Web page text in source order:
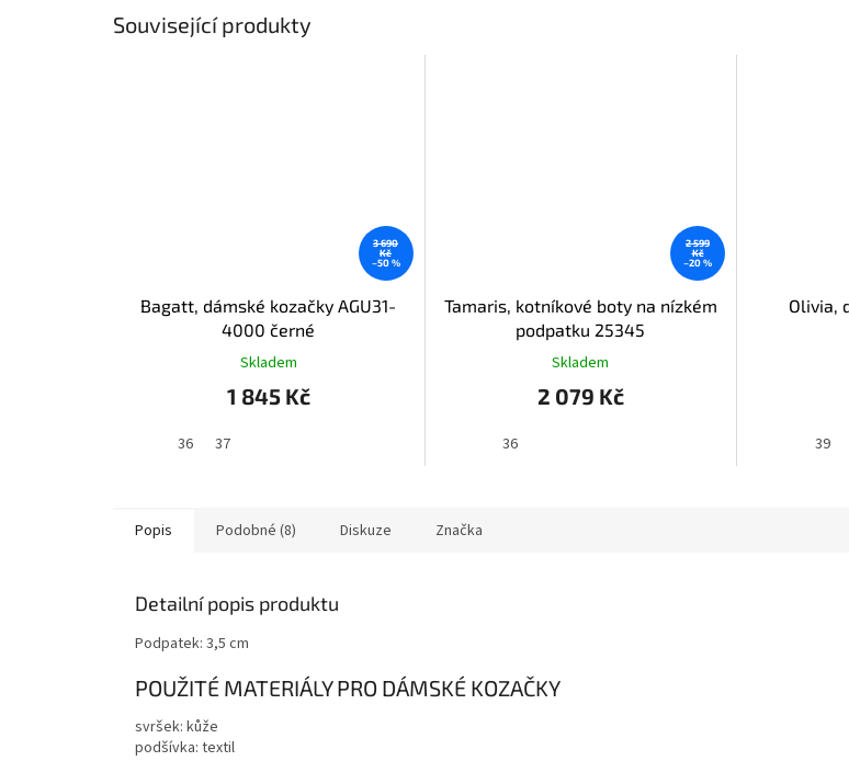
Související produkty
3 690
Kč
–50 %
Bagatt, dámské kozačky AGU31-
4000 černé
Skladem
1 845 Kč
36 37
2 599
Kč
–20 %
Tamaris, kotníkové boty na nízkém
podpatku 25345
Skladem
2 079 Kč
36
Olivia,
39
Popis Podobné (8) Diskuze Značka
Detailní popis produktu
Podpatek: 3,5 cm
POUŽITÉ MATERIÁLY PRO DÁMSKÉ KOZAČKY
svršek: kůže
podšívka: textil